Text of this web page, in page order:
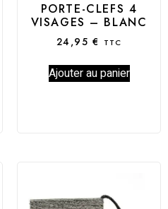
PORTE-CLEFS 4
VISAGES – BLANC
24,95€ TTC
Ajouter au panier